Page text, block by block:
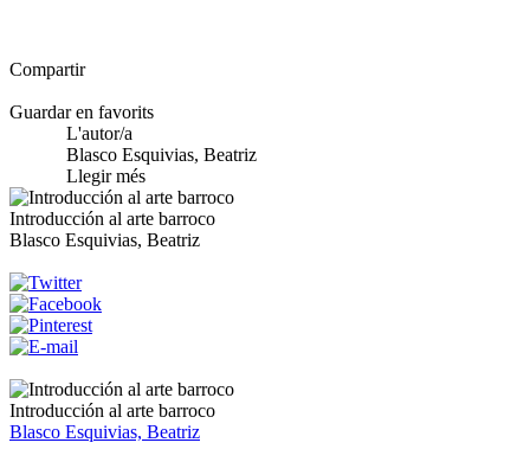
Compartir
Guardar en favorits
L'autor/a
Blasco Esquivias, Beatriz
Llegir més
Introducción al arte barroco
Blasco Esquivias, Beatriz
Introducción al arte barroco
Blasco Esquivias, Beatriz